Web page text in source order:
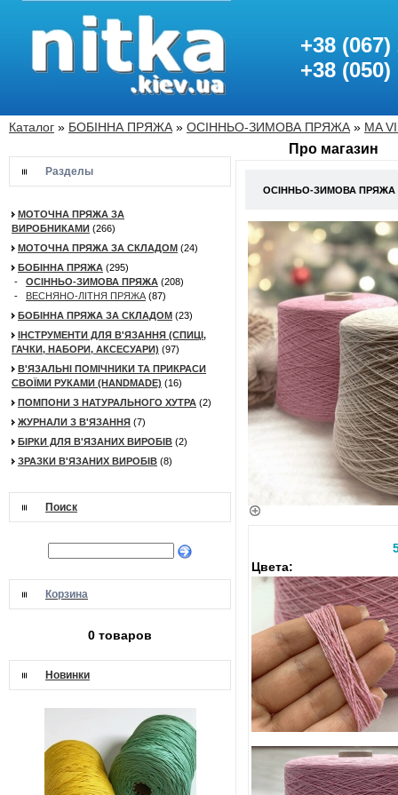
+38 (067)
+38 (050)
Каталог » БОБІННА ПРЯЖА » ОСІННЬО-ЗИМОВА ПРЯЖА » MA
Разделы
МОТОЧНА ПРЯЖА ЗА
ВИРОБНИКАМИ (266)
МОТОЧНА ПРЯЖА ЗА СКЛАДОМ (24)
БОБІННА ПРЯЖА (295)
- ОСІННЬО-ЗИМОВА ПРЯЖА (208)
- ВЕСНЯНО-ЛІТНЯ ПРЯЖА (87)
БОБІННА ПРЯЖА ЗА СКЛАДОМ (23)
ІНСТРУМЕНТИ ДЛЯ В'ЯЗАННЯ (СПИЦІ,
ГАЧКИ, НАБОРИ, АКСЕСУАРИ) (97)
В'ЯЗАЛЬНІ ПОМІЧНИКИ ТА ПРИКРАСИ
СВОЇМИ РУКАМИ (HANDMADE) (16)
ПОМПОНИ З НАТУРАЛЬНОГО ХУТРА (2)
ЖУРНАЛИ З В'ЯЗАННЯ (7)
БІРКИ ДЛЯ В'ЯЗАНИХ ВИРОБІВ (2)
ЗРАЗКИ В'ЯЗАНИХ ВИРОБІВ (8)
Поиск
Корзина
0 товаров
Новинки
Про магазин
ОСІННЬО-ЗИМОВА ПРЯЖА
Цвета: